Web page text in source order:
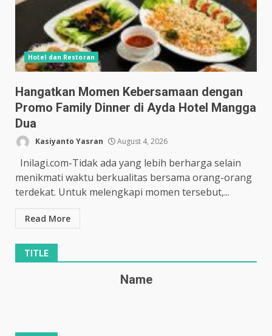
Hotel dan Restoran
Hangatkan Momen Kebersamaan dengan
Promo Family Dinner di Ayda Hotel Mangga
Dua
Kasiyanto Yasran August 4, 2026
Inilagi.com-Tidak ada yang lebih berharga selain
menikmati waktu berkualitas bersama orang-orang
terdekat. Untuk melengkapi momen tersebut,...
Read More
TITLE
Name